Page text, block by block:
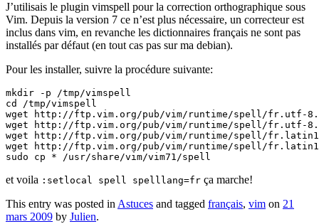
J’utilisais le plugin vimspell pour la correction orthographique sous
Vim. Depuis la version 7 ce n’est plus nécessaire, un correcteur est
inclus dans vim, en revanche les dictionnaires français ne sont pas
installés par défaut (en tout cas pas sur ma debian).
Pour les installer, suivre la procédure suivante:
mkdir -p /tmp/vimspell
cd /tmp/vimspell
wget http://ftp.vim.org/pub/vim/runtime/spell/fr.utf-
wget http://ftp.vim.org/pub/vim/runtime/spell/fr.utf-
wget http://ftp.vim.org/pub/vim/runtime/spell/
wget http://ftp.vim.org/pub/vim/runtime/spell/
sudo cp * /usr/share/vim/vim71/spell
et voila :setlocal spell spelllang=fr ça marche!
This entry was posted in Astuces and tagged français, vim on 21
mars 2009 by Julien.